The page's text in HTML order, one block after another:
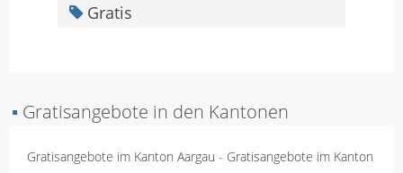
Gratis
▪ Gratisangebote in den Kantonen
Gratisangebote im Kanton Aargau - Gratisangebote im Kanton